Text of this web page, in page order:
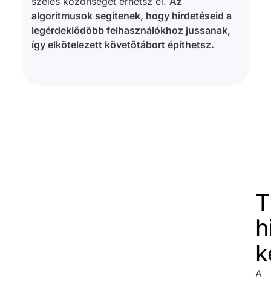
algoritmusok segítenek, hogy hirdetéseid a
legérdeklődőbb felhasználókhoz jussanak,
így elkötelezett követőtábort építhetsz.
A